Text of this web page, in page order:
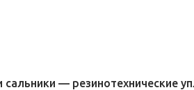
— резинотехнические